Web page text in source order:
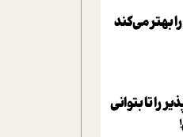
بهتر می‌کند
را تا بتواني